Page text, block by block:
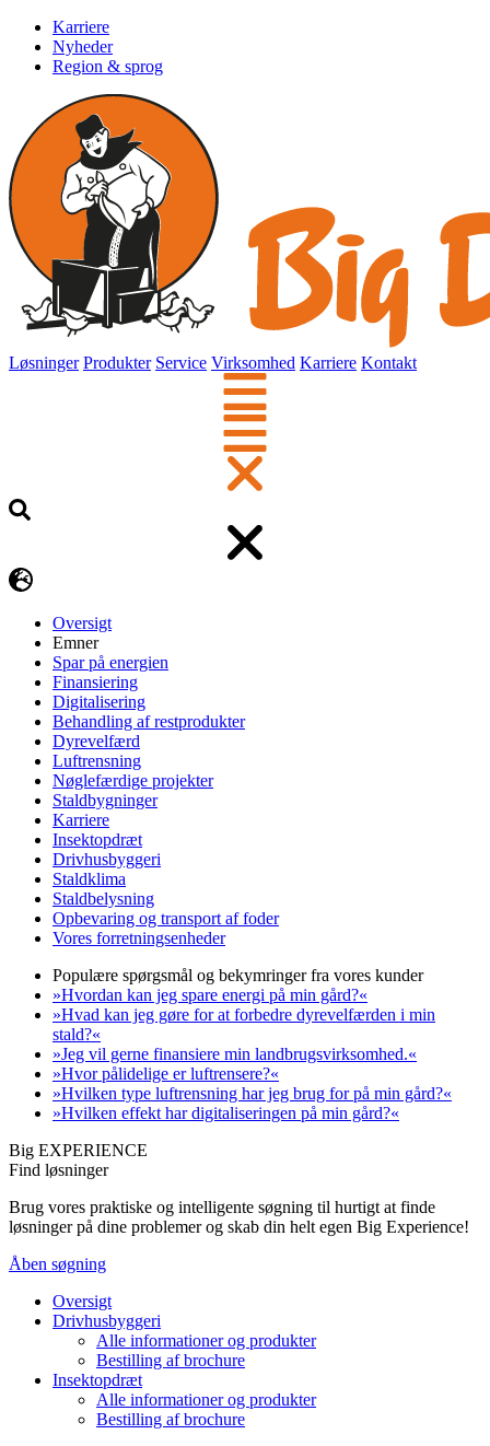
Karriere
Nyheder
Region & sprog
Løsninger Produkter Service Virksomhed Karriere Kontakt
Oversigt
Emner
Spar på energien
Finansiering
Digitalisering
Behandling af restprodukter
Dyrevelfærd
Luftrensning
Nøglefærdige projekter
Staldbygninger
Karriere
Insektopdræt
Drivhusbyggeri
Staldklima
Staldbelysning
Opbevaring og transport af foder
Vores forretningsenheder
Populære spørgsmål og bekymringer fra vores kunder
»Hvordan kan jeg spare energi på min gård?«
»Hvad kan jeg gøre for at forbedre dyrevelfærden i min
stald?«
»Jeg vil gerne finansiere min landbrugsvirksomhed.«
»Hvor pålidelige er luftrensere?«
»Hvilken type luftrensning har jeg brug for på min gård?«
»Hvilken effekt har digitaliseringen på min gård?«
Big EXPERIENCE
Find løsninger
Brug vores praktiske og intelligente søgning til hurtigt at finde
løsninger på dine problemer og skab din helt egen Big Experience!
Åben søgning
Oversigt
Drivhusbyggeri
Alle informationer og produkter
Bestilling af brochure
Insektopdræt
Alle informationer og produkter
Bestilling af brochure